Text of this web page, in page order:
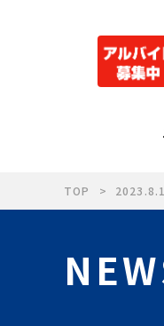
TOP